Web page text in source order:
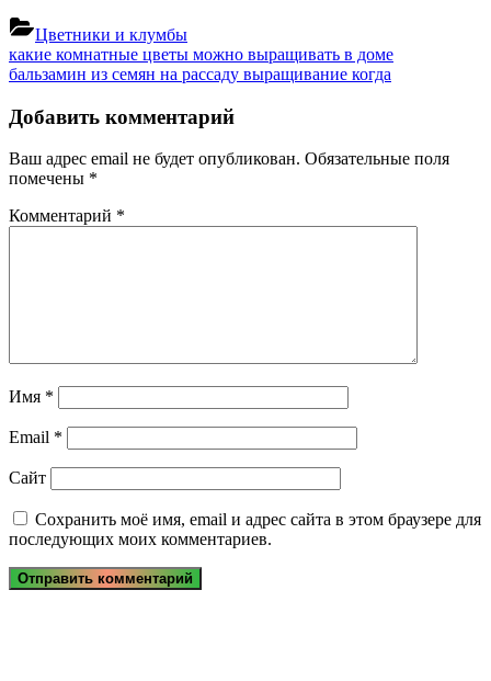
Цветники и клумбы
Навигация
по
записям
Previous
Post:
какие комнатные цветы можно выращивать в доме
Next
бальзамин из семян на рассаду выращивание когда
Добавить комментарий
Ваш адрес email не будет опубликован. Обязательные поля
помечены *
Комментарий *
Имя *
Email *
Сайт
Сохранить моё имя, email и адрес сайта в этом браузере для
последующих моих комментариев.